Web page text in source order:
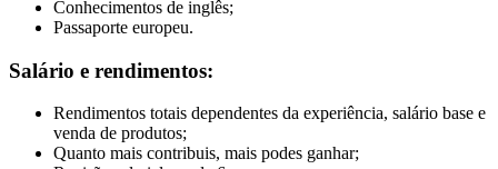
Conhecimentos de inglês;
Passaporte europeu.
Salário e rendimentos:
Rendimentos totais dependentes da experiência, salário base e
venda de produtos;
Quanto mais contribuis, mais podes ganhar;